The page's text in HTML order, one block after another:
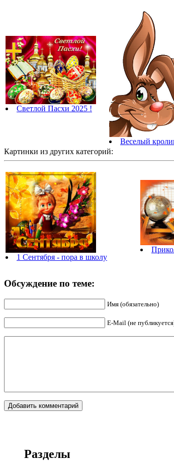
Светлой Пасхи 2025 !
Веселый
Картинки из других категорий:
1 Сентября - пора в школу
Обсуждение по теме:
Имя (обязательно)
E-Mail (не
Разделы